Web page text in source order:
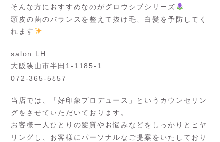
そんな方におすすめなのがグロウシブシリーズ
頭皮の菌のバランスを整えて抜け毛、白髪を予防してく
れます
salon LH
大阪狭山市半田1-1185-1
072-365-5857
当店では、「好印象プロデュース」というカウンセリン
グをさせていただいております。
お客様一人ひとりの髪質やお悩みなどをしっかりとヒヤ
リングし、お客様にパーソナルなご提案をいたしており